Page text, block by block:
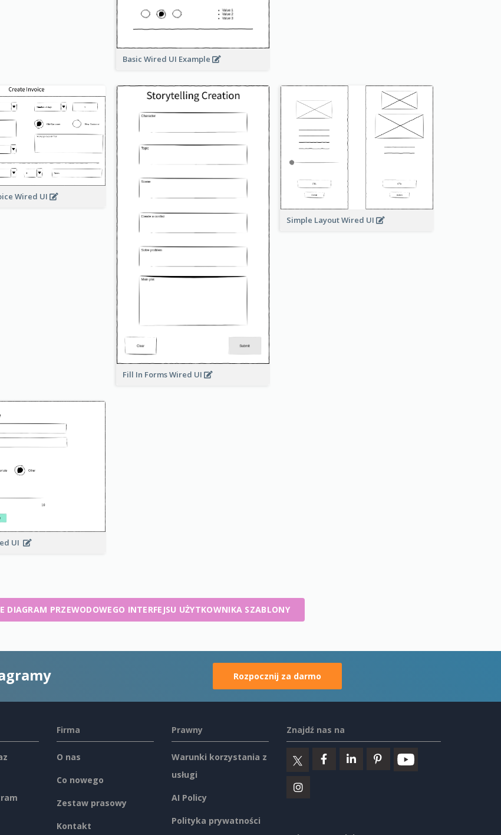
Basic Wired UI Example
Wired UI
Fill In Forms Wired UI
Simple Layout Wired UI
UI
DIAGRAM PRZEWODOWEGO INTERFEJSU UŻYTKOWNIKA SZABLONY
Rozpocznij za darmo
Firma
O nas
Co nowego
Zestaw prasowy
Kontakt
Prawny
Warunki korzystania z
usługi
AI Policy
Polityka prywatności
Znajdź nas na